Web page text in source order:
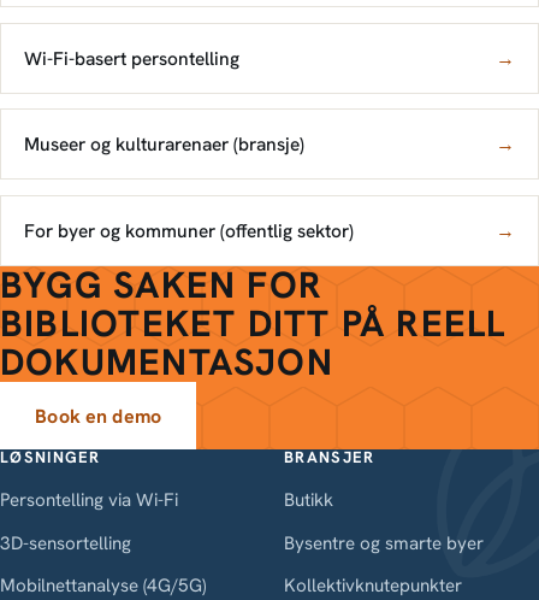
Wi-Fi-basert persontelling →
Museer og kulturarenaer (bransje) →
For byer og kommuner (offentlig sektor) →
BYGG SAKEN FOR
BIBLIOTEKET DITT PÅ REELL
DOKUMENTASJON
Book en demo
LØSNINGER
Persontelling via Wi-Fi
3D-sensortelling
Mobilnettanalyse (4G/5G)
BRANSJER
Butikk
Bysentre og smarte byer
Kollektivknutepunkter